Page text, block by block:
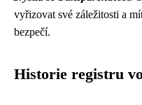
vyřizovat své záležitosti a
bezpečí.
Historie registru